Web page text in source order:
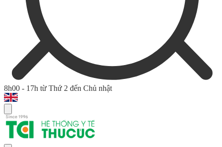
8h00 - 17h từ Thứ 2 đến Chủ nhật